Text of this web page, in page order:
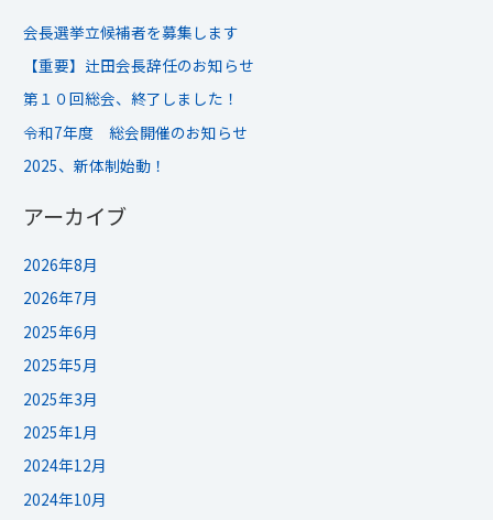
:
会長選挙立候補者を募集します
【重要】辻田会長辞任のお知らせ
第１０回総会、終了しました！
令和7年度 総会開催のお知らせ
2025、新体制始動！
アーカイブ
2026年8月
2026年7月
2025年6月
2025年5月
2025年3月
2025年1月
2024年12月
2024年10月